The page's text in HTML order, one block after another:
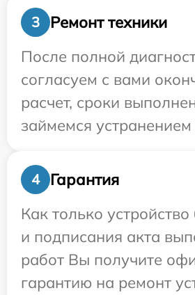
3
Ремонт техники
После полной
согласуем с вами
расчет, сроки
займемся
4
Гарантия
Как только устройство
и подписания акта
работ Вы получите
гарантию на ремонт